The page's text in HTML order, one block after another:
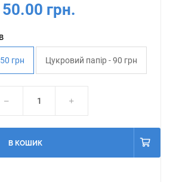
50.00 грн.
грн Цукровий папір - 90 грн
В КОШИК